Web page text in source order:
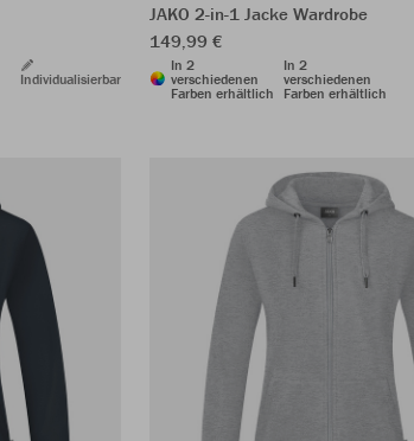
Individualisierbar
JAKO 2-in-1 Jacke Wardrobe
149,99 €
In 2
verschiedenen
Farben erhältlich
In 2
verschiedenen
Farben erhältlich